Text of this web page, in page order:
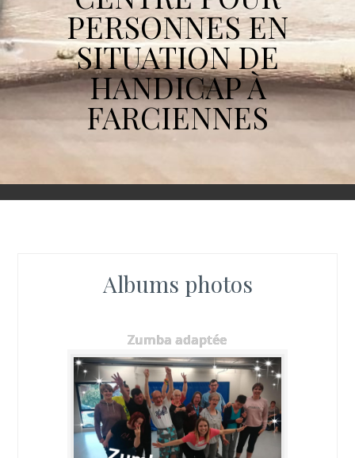
PERSONNES EN
SITUATION DE
HANDICAP À
FARCIENNES
Albums photos
Zumba adaptée